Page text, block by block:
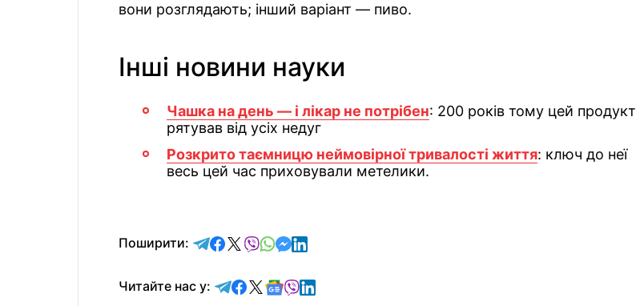
вони розглядають; інший варіант — пиво.
Інші новини науки
Чашка на день — і лікар не потрібен: 200 років тому цей продукт
рятував від усіх недуг
Розкрито таємницю неймовірної тривалості життя: ключ до неї
весь цей час приховували метелики.
Поширити: відправити у Telegram
поділитись у Facebook
поділитись у X
відправити у Viber
відправити у Whatsapp
відправити у Messenger
відправити у LinkedIn
Читайте нас у: Читайте у Telegram
Читайте у Facebook
Читайте у X
Читайте у Google news
Читайте у Viber
Читайте у LinkedIn